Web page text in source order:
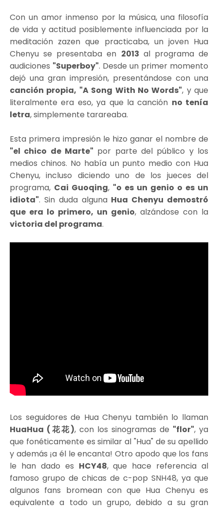
Con un amor inmenso por la música, una filosofía
de vida y actitud posiblemente influenciada por la
meditación zazen que practicaba, un joven Hua
Chenyu se presentaba en 2013 al programa de
audiciones "Superboy". Desde un primer momento
dejó una gran impresión, presentándose con una
canción propia, "A Song With No Words", y que
literalmente era eso, ya que la canción no tenía
letra, simplemente tarareaba.
Esta primera impresión le hizo ganar el nombre de
"el chico de Marte" por parte del público y los
medios chinos. No había un punto medio con Hua
Chenyu, incluso diciendo uno de los jueces del
programa, Cai Guoqing, "o es un genio o es un
idiota". Sin duda alguna Hua Chenyu demostró
que era lo primero, un genio, alzándose con la
victoria del programa.
Los seguidores de Hua Chenyu también lo llaman
HuaHua (花花), con los sinogramas de "flor", ya
que fonéticamente es similar al "Hua" de su apellido
y además ¡a él le encanta! Otro apodo que los fans
le han dado es HCY48, que hace referencia al
famoso grupo de chicas de c-pop SNH48, ya que
algunos fans bromean con que Hua Chenyu es
equivalente a todo un grupo, debido a su gran